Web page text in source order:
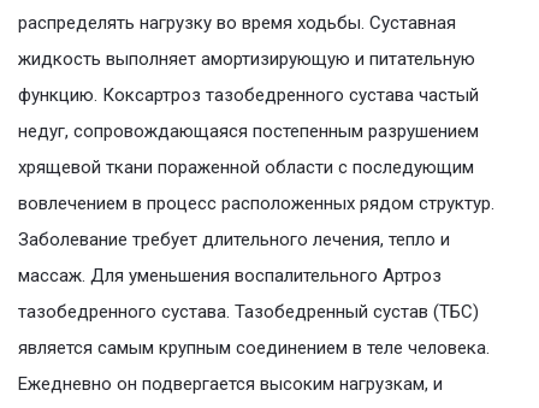
распределять нагрузку во время ходьбы. Суставная
жидкость выполняет амортизирующую и питательную
функцию. Коксартроз тазобедренного сустава частый
недуг, сопровождающаяся постепенным разрушением
хрящевой ткани пораженной области с последующим
вовлечением в процесс расположенных рядом структур.
Заболевание требует длительного лечения, тепло и
массаж. Для уменьшения воспалительного Артроз
тазобедренного сустава. Тазобедренный сустав (ТБС)
является самым крупным соединением в теле человека.
Ежедневно он подвергается высоким нагрузкам, и